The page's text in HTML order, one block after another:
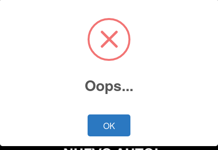
Oops...
OK